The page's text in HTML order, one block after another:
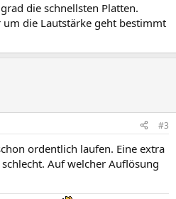
die schnellsten Platten.
die Lautstärke geht bestimmt
#3
ordentlich laufen. Eine extra
Auf welcher Auflösung